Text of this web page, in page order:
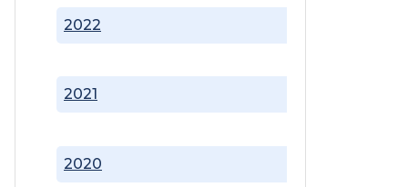
2020
2021
2022